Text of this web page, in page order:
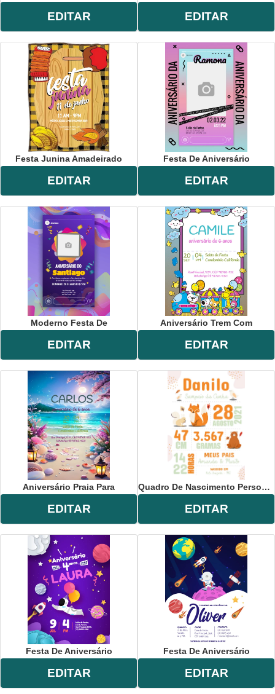
EDITAR EDITAR
Festa Junina Amadeirado
EDITAR
Festa De Aniversário
EDITAR
Moderno Festa De
EDITAR
Aniversário Trem Com
EDITAR
Aniversário Praia Para
EDITAR
Quadro De Nascimento Personalizado
EDITAR
Festa De Aniversário
EDITAR
Festa De Aniversário
EDITAR